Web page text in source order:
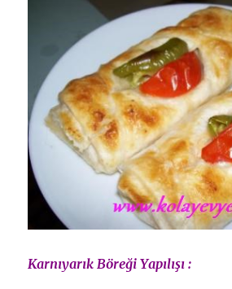
Karnıyarık Böreği Yapılışı :